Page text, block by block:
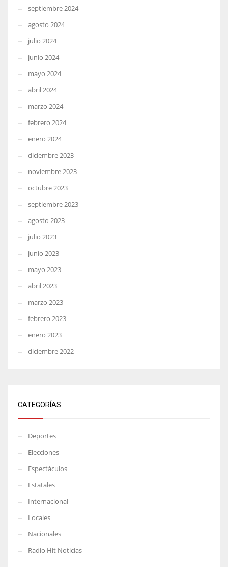
septiembre 2024
agosto 2024
julio 2024
junio 2024
mayo 2024
abril 2024
marzo 2024
febrero 2024
enero 2024
diciembre 2023
noviembre 2023
octubre 2023
septiembre 2023
agosto 2023
julio 2023
junio 2023
mayo 2023
abril 2023
marzo 2023
febrero 2023
enero 2023
diciembre 2022
CATEGORÍAS
Deportes
Elecciones
Espectáculos
Estatales
Internacional
Locales
Nacionales
Radio Hit Noticias